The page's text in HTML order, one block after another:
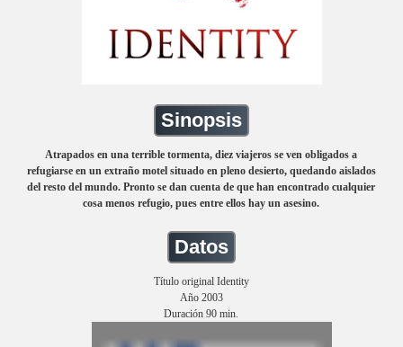
Sinopsis
Atrapados en una terrible tormenta, diez viajeros se ven obligados a
refugiarse en un extraño motel situado en pleno desierto, quedando aislados
del resto del mundo. Pronto se dan cuenta de que han encontrado cualquier
cosa menos refugio, pues entre ellos hay un asesino.
Datos
Título original Identity
Año 2003
Duración 90 min.